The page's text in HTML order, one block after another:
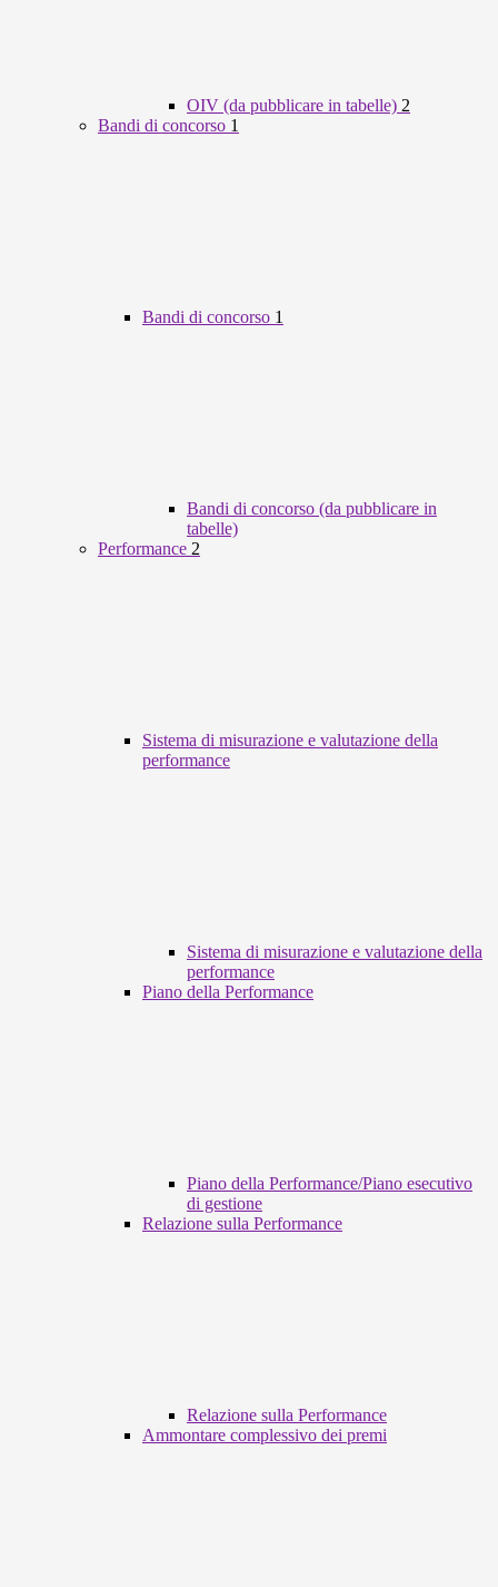
OIV (da pubblicare in tabelle) 2
Bandi di concorso 1
Bandi di concorso 1
Bandi di concorso (da pubblicare in
tabelle)
Performance 2
Sistema di misurazione e valutazione della
performance
Sistema di misurazione e valutazione della
performance
Piano della Performance
Piano della Performance/Piano esecutivo
di gestione
Relazione sulla Performance
Relazione sulla Performance
Ammontare complessivo dei premi